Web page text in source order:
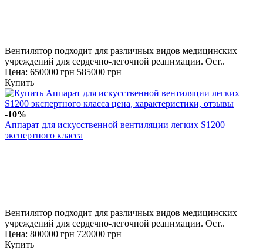
Вентилятор подходит для различных видов медицинских
учреждений для сердечно-легочной реанимации. Ост..
Цена: 650000 грн 585000 грн
Купить
-10%
Аппарат для искусственной вентиляции легких S1200
экспертного класса
Вентилятор подходит для различных видов медицинских
учреждений для сердечно-легочной реанимации. Ост..
Цена: 800000 грн 720000 грн
Купить